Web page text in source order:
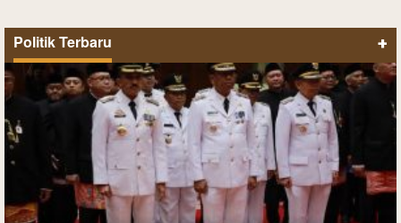
Politik Terbaru +